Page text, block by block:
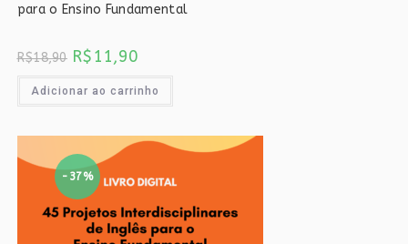
para o Ensino Fundamental
R$18,90 O
preço
era:
R$11,90
é:
Adicionar ao carrinho
-37%